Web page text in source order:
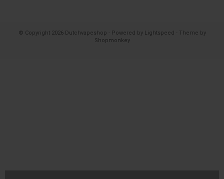
© Copyright 2026 Dutchvapeshop - Powered by Lightspeed - Theme by
Shopmonkey